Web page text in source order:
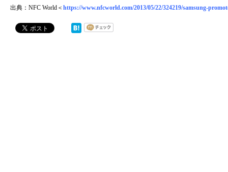
出典：NFC World＜ https://www.nfcworld.com/2013/05/22/324219/samsung-